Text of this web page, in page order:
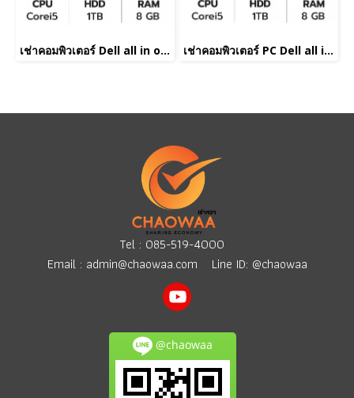
เช่าคอมพิวเตอร์ Dell all in one Corei5 เช่าคอมพิวเตอร์ PC Dell all in one Corei5
Tel : 085-519-4000
Email : admin@chaowaa.com Line ID: @chaowaa
@chaowaa